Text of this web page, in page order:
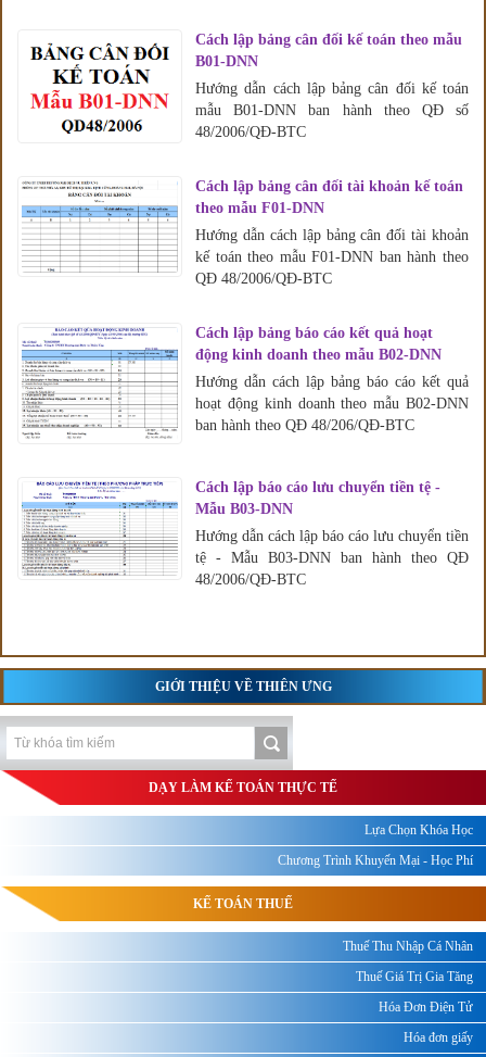
Cách lập bảng cân đối kế toán theo mẫu
B01-DNN
Hướng dẫn cách lập bảng cân đối kế toán
mẫu B01-DNN ban hành theo QĐ số
48/2006/QĐ-BTC
Cách lập bảng cân đối tài khoản kế toán
theo mẫu F01-DNN
Hướng dẫn cách lập bảng cân đối tài khoản
kế toán theo mẫu F01-DNN ban hành theo
QĐ 48/2006/QĐ-BTC
Cách lập bảng báo cáo kết quả hoạt
động kinh doanh theo mẫu B02-DNN
Hướng dẫn cách lập bảng báo cáo kết quả
hoạt động kinh doanh theo mẫu B02-DNN
ban hành theo QĐ 48/206/QĐ-BTC
Cách lập báo cáo lưu chuyển tiền tệ -
Mẫu B03-DNN
Hướng dẫn cách lập báo cáo lưu chuyển tiền
tệ - Mẫu B03-DNN ban hành theo QĐ
48/2006/QĐ-BTC
GIỚI THIỆU VỀ THIÊN ƯNG
DẠY LÀM KẾ TOÁN THỰC TẾ
Lựa Chọn Khóa Học
Chương Trình Khuyến Mại - Học Phí
KẾ TOÁN THUẾ
Thuế Thu Nhập Cá Nhân
Thuế Giá Trị Gia Tăng
Hóa Đơn Điện Tử
Hóa đơn giấy